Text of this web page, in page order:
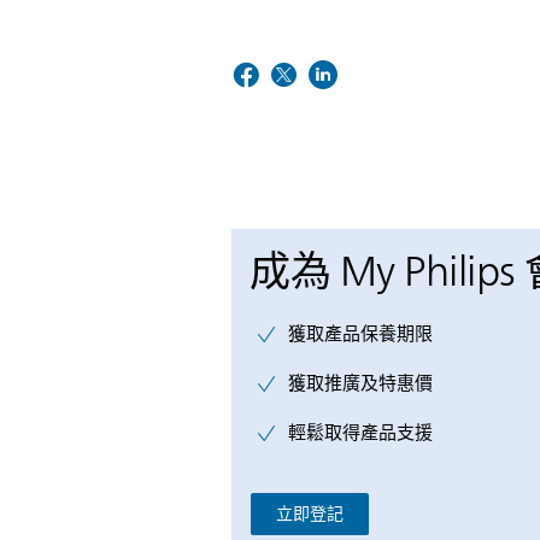
成為 My Philips
獲取產品保養期限
獲取推廣及特惠價
輕鬆取得產品支援
立即登記